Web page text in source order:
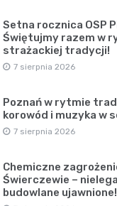
Setna rocznica OSP
Świętujmy razem w
strażackiej tradycji!
7 sierpnia 2026
Poznań w rytmie
korowód i muzyka w
7 sierpnia 2026
Chemiczne
Świerczewie –
budowlane ujawnione!